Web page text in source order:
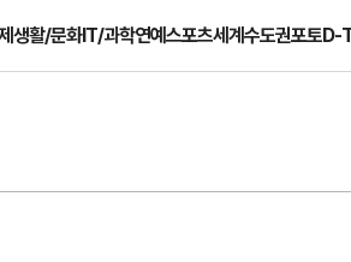
생활/문화IT/과학연예스포츠세계수도권포토D-